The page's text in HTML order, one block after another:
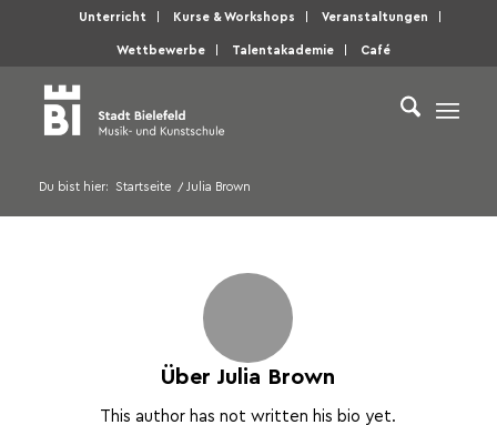
Unterricht Kurse & Workshops Veranstaltungen
Wettbewerbe Talentakademie Café
Du bist hier: Startseite / Julia Brown
Über Julia Brown
This author has not written his bio yet.